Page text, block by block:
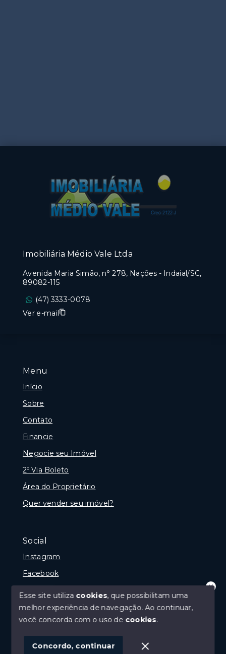
Menu
Início
Sobre
Contato
Financie
Negocie seu Imóvel
2º Via Boleto
Área do Proprietário
Quer vender seu imóvel?
Social
Instagram
Facebook
Imobiliária Médio Vale Ltda
Avenida Maria Simão, n° 278, Nações - Indaial/SC,
89082-115
(47) 3333-0078
Ver e-mail
Olá! que bom te ver por aqui!
precisando de ajuda ou buscando outro
tipo de imóvel, fale conosco!
Esse site utiliza cookies, que possibilitam uma
melhor experiência de navegação.Ao continuar,
você concorda com o uso de cookies.
Concordo, continuar